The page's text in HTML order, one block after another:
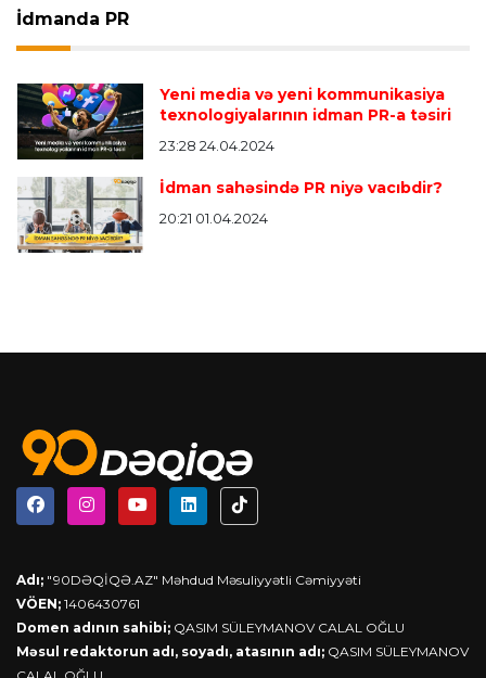
İdmanda PR
Yeni media və yeni kommunikasiya
texnologiyalarının idman PR-a təsiri
23:28 24.04.2024
İdman sahəsində PR niyə vacıbdir?
20:21 01.04.2024
Adı; "90DƏQİQƏ.AZ" Məhdud Məsuliyyətli Cəmiyyəti
VÖEN; 1406430761
Domen adının sahibi; QASIM SÜLEYMANOV CALAL OĞLU
Məsul redaktorun adı, soyadı, atasının adı; QASIM SÜLEYMANOV